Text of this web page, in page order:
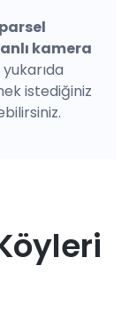
parsel
kamera
istediğiniz